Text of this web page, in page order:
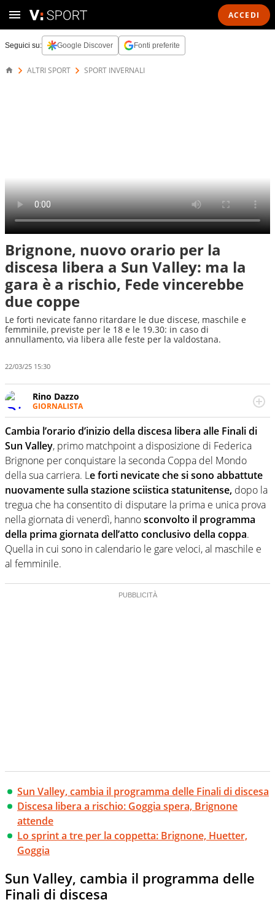
ACCEDI
Seguici su: Google Discover Fonti preferite
ALTRI SPORT SPORT INVERNALI
Brignone, nuovo orario per la
discesa libera a Sun Valley: ma la
gara è a rischio, Fede vincerebbe
due coppe
Le forti nevicate fanno ritardare le due discese, maschile e
femminile, previste per le 18 e le 19.30: in caso di
annullamento, via libera alle feste per la valdostana.
22/03/25 15:30
Rino Dazzo
GIORNALISTA
Se mai ci fosse modo di traslare il glossario del calcio in
una nicchia di esperti, lui ne farebbe parte. Non si perde
una svista arbitrale né gli umori social del mondo delle
curve
Cambia l’orario d’inizio della discesa libera alle Finali di
Sun Valley, primo matchpoint a disposizione di Federica
Brignone per conquistare la seconda Coppa del Mondo
della sua carriera. Le forti nevicate che si sono abbattute
nuovamente sulla stazione sciistica statunitense, dopo la
tregua che ha consentito di disputare la prima e unica prova
nella giornata di venerdì, hannosconvolto il programma
della prima giornata dell’atto conclusivo della coppa.
Quella in cui sono in calendario le gare veloci, al maschile e
al femminile.
Sun Valley, cambia il programma delle Finali di discesa
Discesa libera a rischio: Goggia spera, Brignone
attende
Lo sprint a tre per la coppetta: Brignone, Huetter,
Goggia
Sun Valley, cambia il programma delle
Finali di discesa